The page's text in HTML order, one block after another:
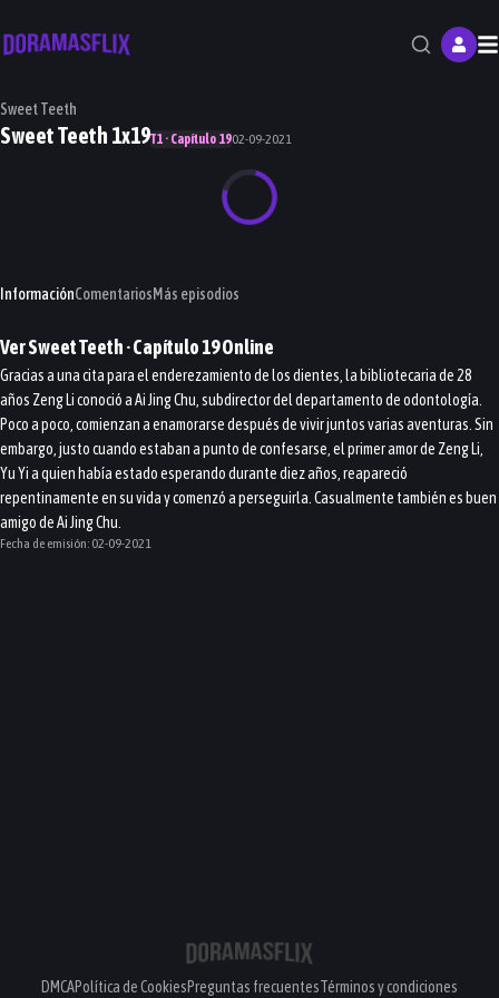
Sweet Teeth
Sweet Teeth 1x19T1 · Capítulo 1902-09-2021
InformaciónComentariosMás episodios
VerSweet Teeth· Capítulo19Online
Gracias a una cita para el enderezamiento de los dientes, la bibliotecaria de 28
años Zeng Li conoció a Ai Jing Chu, subdirector del departamento de odontología.
Poco a poco, comienzan a enamorarse después de vivir juntos varias aventuras. Sin
embargo, justo cuando estaban a punto de confesarse, el primer amor de Zeng Li,
Yu Yi a quien había estado esperando durante diez años, reapareció
repentinamente en su vida y comenzó a perseguirla. Casualmente también es buen
amigo de Ai Jing Chu.
Fecha de emisión: 02-09-2021
DMCAPolítica de CookiesPreguntas frecuentesTérminos y condiciones